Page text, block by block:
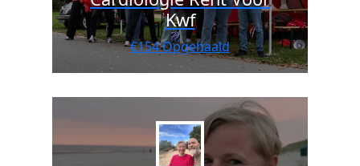
Kwf
€154 Opgehaald